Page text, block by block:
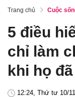
Trang chủ Cuộc
5 điều
chỉ làm
khi họ
12:24, Thứ tư 10/